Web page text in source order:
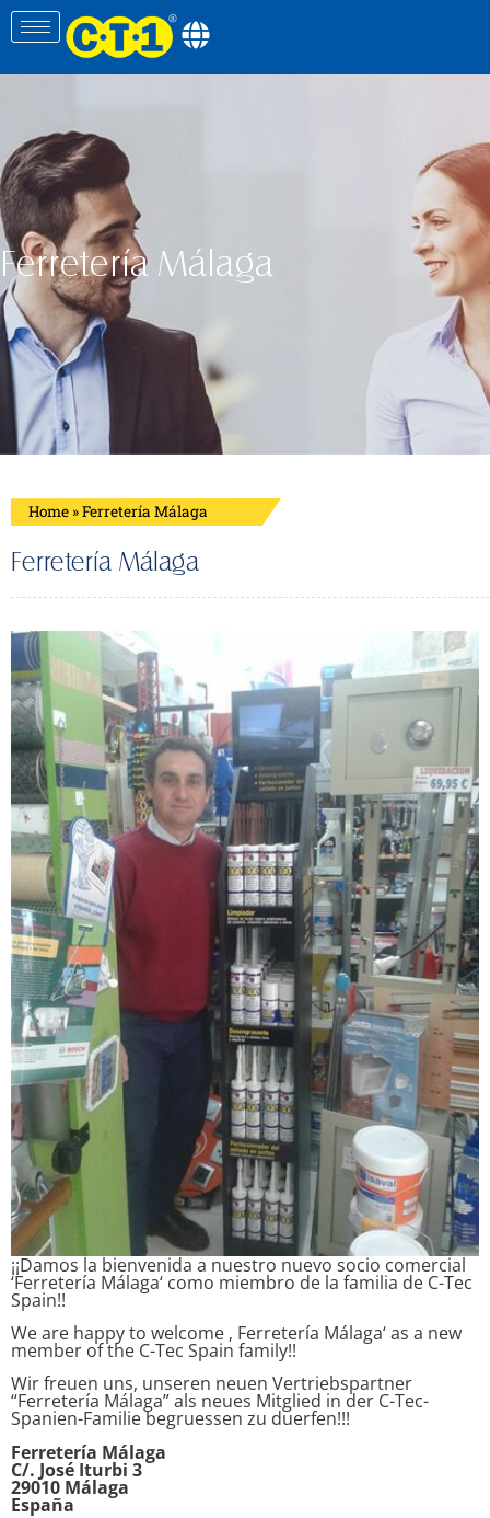
Ferretería Málaga
Home »Ferretería Málaga
Ferretería Málaga
¡¡Damos la bienvenida a nuestro nuevo socio comercial
‘Ferretería Málaga‘ como miembro de la familia de C-Tec
Spain!!
We are happy to welcome ‚ Ferretería Málaga‘ as a new
member of the C-Tec Spain family!!
Wir freuen uns, unseren neuen Vertriebspartner
“Ferretería Málaga” als neues Mitglied in der C-Tec-
Spanien-Familie begruessen zu duerfen!!!
Ferretería Málaga
C/. José Iturbi 3
29010 Málaga
España